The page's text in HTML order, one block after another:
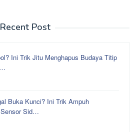
Recent Post
Ini Trik Jitu Menghapus Budaya Titip
Buka Kunci? Ini Trik Ampuh
Sid…